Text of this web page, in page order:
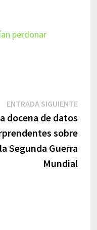
perdonar
ENTRADA SIGUIENTE
docena de datos
sobre
la Segunda Guerra
Mundial